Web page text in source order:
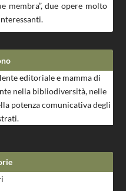
membra”, due opere molto
editoriale e mamma di
nella bibliodiversità, nelle
potenza comunicativa degli